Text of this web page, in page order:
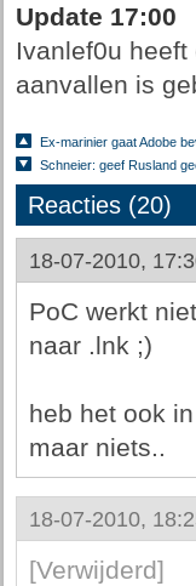
Update 17:00
Ivanlef0u heeft
aanvallen is
Ex-marinier gaat Adobe
Schneier: geef Rusland
Reacties (20)
18-07-2010,
PoC werkt
naar .lnk ;)
heb het ook
maar niets..
18-07-2010,
[Verwijderd]